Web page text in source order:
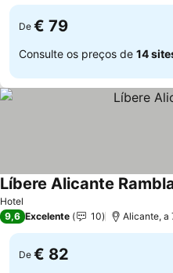
De € 79
Consulte os preços de 14
Hotel
Líbere Alicante
9,6 Excelente 10 Alicante, a
De € 82